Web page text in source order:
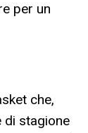
per un
che,
di stagione